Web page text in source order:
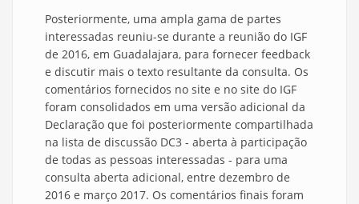
Posteriormente, uma ampla gama de partes
interessadas reuniu-se durante a reunião do IGF
de 2016, em Guadalajara, para fornecer feedback
e discutir mais o texto resultante da consulta. Os
comentários fornecidos no site e no site do IGF
foram consolidados em uma versão adicional da
Declaração que foi posteriormente compartilhada
na lista de discussão DC3 - aberta à participação
de todas as pessoas interessadas - para uma
consulta aberta adicional, entre dezembro de
2016 e março 2017. Os comentários finais foram